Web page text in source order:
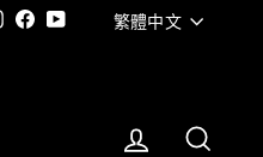
Instagram
FacebookYouTube語
繁體中文
登入